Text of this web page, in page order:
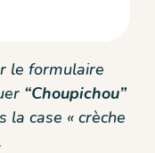
le formulaire
“Choupichou”
la case « crèche